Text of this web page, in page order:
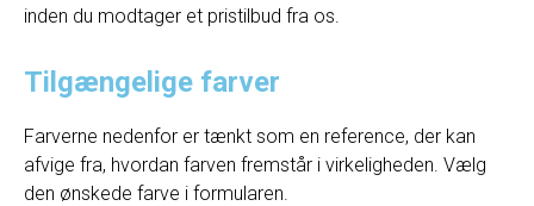
inden du modtager et pristilbud fra os.
Tilgængelige farver
Farverne nedenfor er tænkt som en reference, der kan
afvige fra, hvordan farven fremstår i virkeligheden. Vælg
den ønskede farve i formularen.